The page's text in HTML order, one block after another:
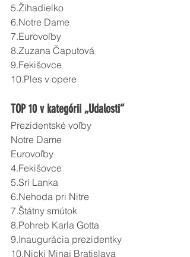
5.Žihadielko
6.Notre Dame
7.Eurovoľby
8.Zuzana Čaputová
9.Fekišovce
10.Ples v opere
TOP 10 v kategórii „Udalosti“
Prezidentské voľby
Notre Dame
Eurovoľby
4.Fekišovce
5.Srí Lanka
6.Nehoda pri Nitre
7.Štátny smútok
8.Pohreb Karla Gotta
9.Inaugurácia prezidentky
10.Nicki Minaj Bratislava